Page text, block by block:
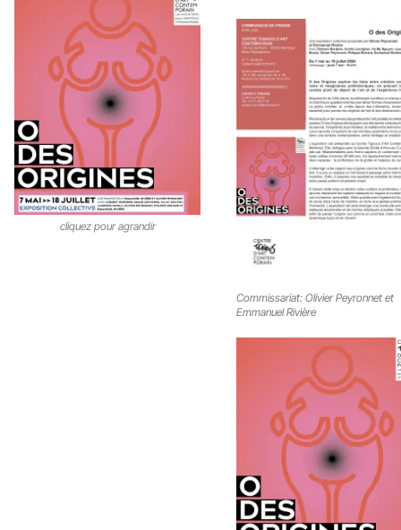
cliquez pour agrandir
Commissariat: Olivier Peyronnet et
Emmanuel Rivière